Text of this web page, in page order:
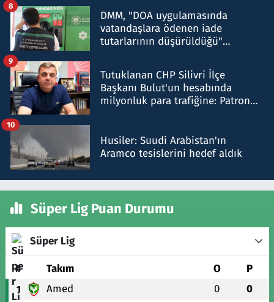
DMM, "DOA uygulamasında
vatandaşlara ödenen iade
tutarlarının düşürüldüğü"
8
Tutuklanan CHP Silivri İlçe
Başkanı Bulut'un hesabında
milyonluk para trafiğine: Patron
9
Husiler: Suudi Arabistan'ın
Aramco tesislerini hedef aldık
10
Süper Lig Puan Durumu
Süper Lig
# Takım O P
1 Amed 0 0